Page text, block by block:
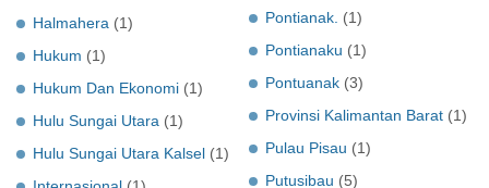
Halmahera (1)
Hukum (1)
Hukum Dan Ekonomi (1)
Hulu Sungai Utara (1)
Hulu Sungai Utara Kalsel (1)
Pontianak. (1)
Pontianaku (1)
Pontuanak (3)
Provinsi Kalimantan Barat (1)
Pulau Pisau (1)
Putusibau (5)